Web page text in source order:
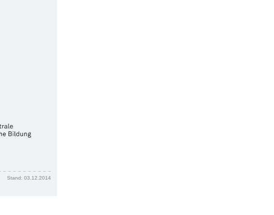
Stand: 03.12.2014